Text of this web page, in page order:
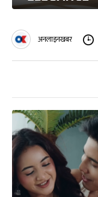
अनलाइनखबर